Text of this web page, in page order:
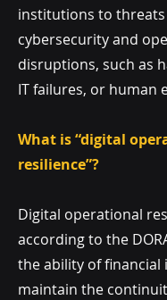
institutions to
cybersecurity and
disruptions, such as
IT failures, or human
What is “digital
resilience”?
Digital operational
according to the
the ability of
maintain the